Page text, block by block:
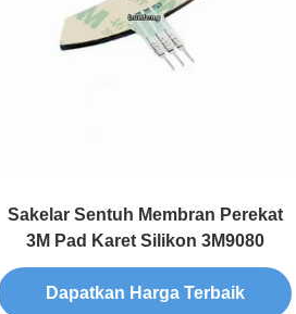
Sakelar Sentuh Membran Perekat
3M Pad Karet Silikon 3M9080
Dapatkan Harga Terbaik